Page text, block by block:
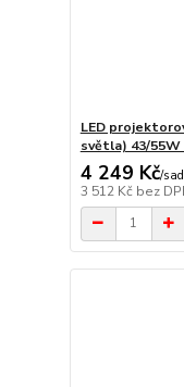
LED
světla) 43/55W
4 249 Kč/
3 512 Kč bez